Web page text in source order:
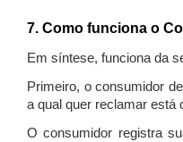
7. Como funciona o
Em síntese, funciona da
Primeiro, o consumidor
a qual quer reclamar está
O consumidor registra